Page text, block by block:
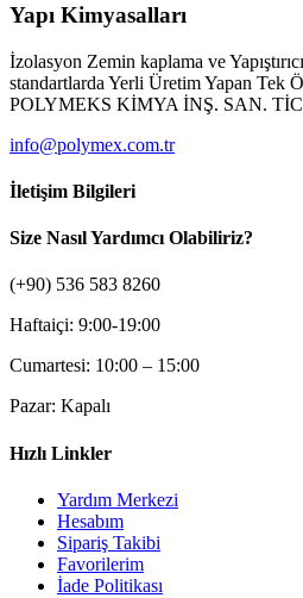
Yapı Kimyasalları
İzolasyon Zemin kaplama ve
standartlarda Yerli Üretim Yapan Tek
POLYMEKS KİMYA İNŞ. SAN.
info@polymex.com.tr
İletişim Bilgileri
Size Nasıl Yardımcı Olabiliriz?
(+90) 536 583 8260
Haftaiçi: 9:00-19:00
Cumartesi: 10:00 – 15:00
Pazar: Kapalı
Hızlı Linkler
Yardım Merkezi
Hesabım
Sipariş Takibi
Favorilerim
İade Politikası